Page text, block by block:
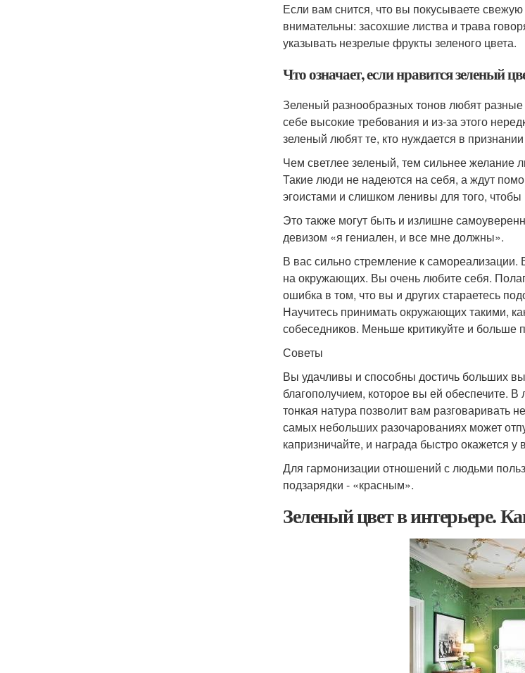
Если вам снится, что вы покусываете
внимательны: засохшие листва и трава
указывать незрелые фрукты зеленого цвета.
Что означает, если нравится зеленый
Зеленый разнообразных тонов любят
себе высокие требования и из-за этого
зеленый любят те, кто нуждается в
Чем светлее зеленый, тем сильнее желание
Такие люди не надеются на себя, а ждут
эгоистами и слишком ленивы для того,
Это также могут быть и излишне
девизом «я гениален, и все мне должны».
В вас сильно стремление к
на окружающих. Вы очень любите себя.
ошибка в том, что вы и других стараетесь
Научитесь принимать окружающих такими,
собеседников. Меньше критикуйте и больше
Советы
Вы удачливы и способны достичь больших
благополучием, которое вы ей обеспечите.
тонкая натура позволит вам
самых небольших разочарованиях может
капризничайте, и награда быстро окажется у
Для гармонизации отношений с людьми
подзарядки - «красным».
Зеленый цвет в интерьере.